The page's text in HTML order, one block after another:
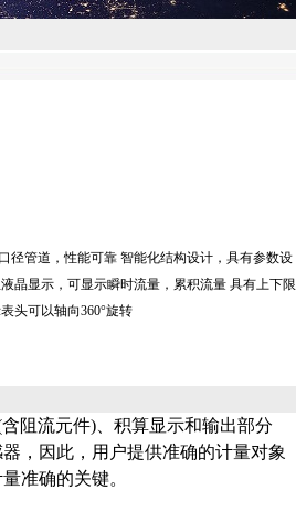
管道，性能可靠 智能化结构设计，具有参数设
显示，可显示瞬时流量，累积流量 具有上下限
头可以轴向360°旋转
流元件)、积算显示和输出部分
，因此，用户提供准确的计量对象
确的关键。